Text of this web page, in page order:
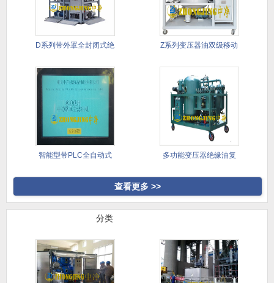
D系列带外罩全封闭式绝 Z系列变压器油双级移动
智能型带PLC全自动式 多功能变压器绝缘油复
查看更多 >>
分类